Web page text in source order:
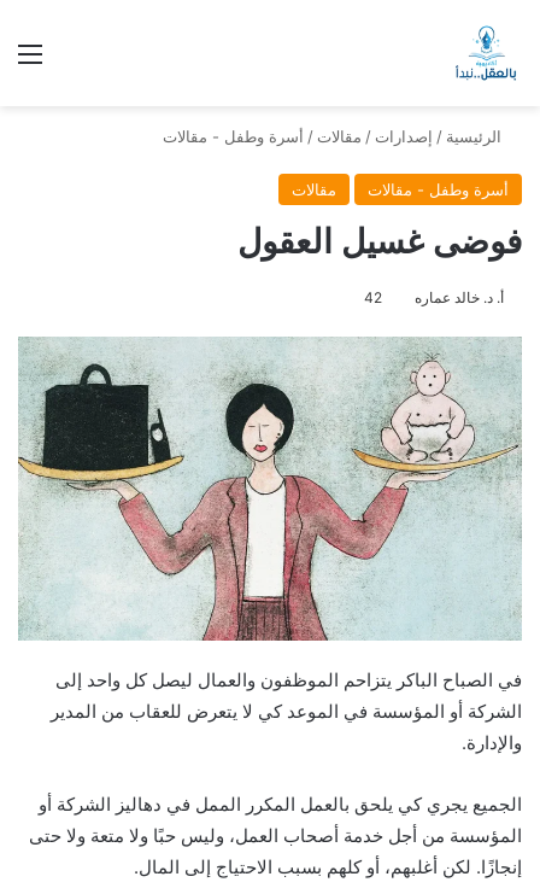
الرئيسية / إصدارات / مقالات / أسرة وطفل - مقالات
أسرة وطفل - مقالات مقالات
فوضى غسيل العقول
أ. د. خالد عماره 42
في الصباح الباكر يتزاحم الموظفون والعمال ليصل كل واحد إلى
الشركة أو المؤسسة في الموعد كي لا يتعرض للعقاب من المدير
والإدارة.
الجميع يجري كي يلحق بالعمل المكرر الممل في دهاليز الشركة أو
المؤسسة من أجل خدمة أصحاب العمل، وليس حبًا ولا متعة ولا حتى
إنجازًا. لكن أغلبهم، أو كلهم بسبب الاحتياج إلى المال.